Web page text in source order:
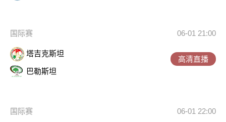
国际赛 06-01 21:00
塔吉克斯坦
巴勒斯坦
高清直播
国际赛 06-01 22:00